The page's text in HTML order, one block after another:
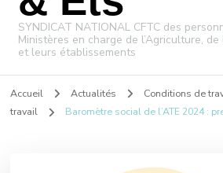
SYNDICAT NATIONAL CFTC des
Ministères en charge de l’Agriculture, de
et leurs établissements
Accueil Actualités Conditions de
travail
Baromètre social de l’ATE 2024 :